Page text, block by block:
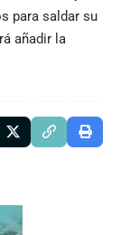
para saldar su
añadir la